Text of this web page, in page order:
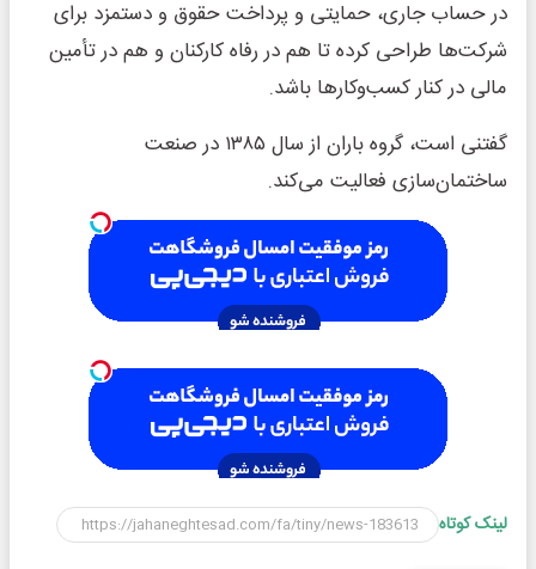
در حساب جاری، حمایتی و پرداخت حقوق و دستمزد برای
شرکت‎‌ها طراحی کرده تا هم در رفاه کارکنان و هم در تأمین
مالی در کنار کسب‌وکارها باشد.
گفتنی است، گروه باران از سال ۱۳۸۵ در صنعت
ساختمان‌سازی فعالیت می‌کند.
لینک کوتاه